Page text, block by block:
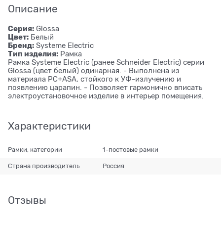
Описание
Серия: Glossa
Цвет: Белый
Бренд: Systeme Electric
Тип изделия: Рамка
Рамка Systeme Electric (ранее Schneider Electric) серии
Glossa (цвет белый) одинарная. - Выполнена из
материала PС+ASA, стойкого к УФ-излучению и
появлению царапин. - Позволяет гармонично вписать
электроустановочное изделие в интерьер помещения.
Характеристики
Рамки, категории 1-постовые рамки
Страна производитель Россия
Отзывы